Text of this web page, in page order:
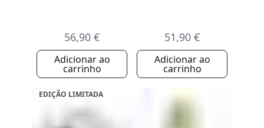
56,90 €
Adicionar ao
carrinho
51,90 €
Adicionar ao
carrinho
EDIÇÃO LIMITADA